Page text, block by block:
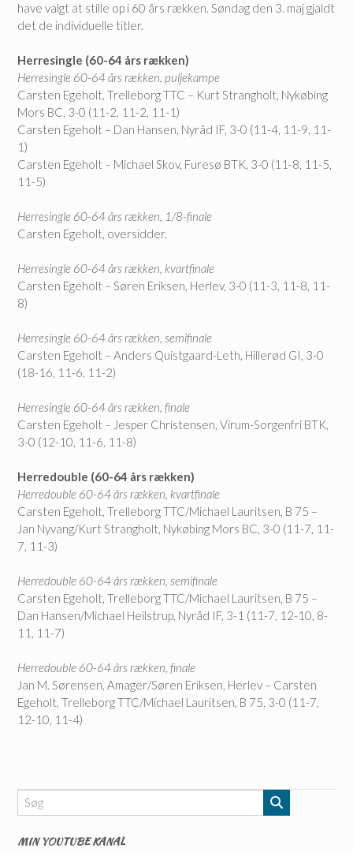
have valgt at stille op i 60 års rækken. Søndag den 3. maj gjaldt
det de individuelle titler.
Herresingle (60-64 års rækken)
Herresingle 60-64 års rækken, puljekampe
Carsten Egeholt, Trelleborg TTC – Kurt Strangholt, Nykøbing
Mors BC, 3-0 (11-2, 11-2, 11-1)
Carsten Egeholt – Dan Hansen, Nyråd IF, 3-0 (11-4, 11-9, 11-
1)
Carsten Egeholt – Michael Skov, Furesø BTK, 3-0 (11-8, 11-5,
11-5)
Herresingle 60-64 års rækken, 1/8-finale
Carsten Egeholt, oversidder.
Herresingle 60-64 års rækken, kvartfinale
Carsten Egeholt – Søren Eriksen, Herlev, 3-0 (11-3, 11-8, 11-
8)
Herresingle 60-64 års rækken, semifinale
Carsten Egeholt – Anders Quistgaard-Leth, Hillerød GI, 3-0
(18-16, 11-6, 11-2)
Herresingle 60-64 års rækken, finale
Carsten Egeholt – Jesper Christensen, Virum-Sorgenfri BTK,
3-0 (12-10, 11-6, 11-8)
Herredouble (60-64 års rækken)
Herredouble 60-64 års rækken, kvartfinale
Carsten Egeholt, Trelleborg TTC/Michael Lauritsen, B 75 –
Jan Nyvang/Kurt Strangholt, Nykøbing Mors BC, 3-0 (11-7, 11-
7, 11-3)
Herredouble 60-64 års rækken, semifinale
Carsten Egeholt, Trelleborg TTC/Michael Lauritsen, B 75 –
Dan Hansen/Michael Heilstrup, Nyråd IF, 3-1 (11-7, 12-10, 8-
11, 11-7)
Herredouble 60-64 års rækken, finale
Jan M. Sørensen, Amager/Søren Eriksen, Herlev – Carsten
Egeholt, Trelleborg TTC/Michael Lauritsen, B 75, 3-0 (11-7,
12-10, 11-4)
MIN YOUTUBE KANAL